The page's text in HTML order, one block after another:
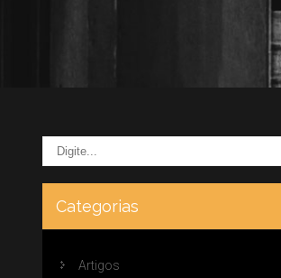
Categorias
Artigos